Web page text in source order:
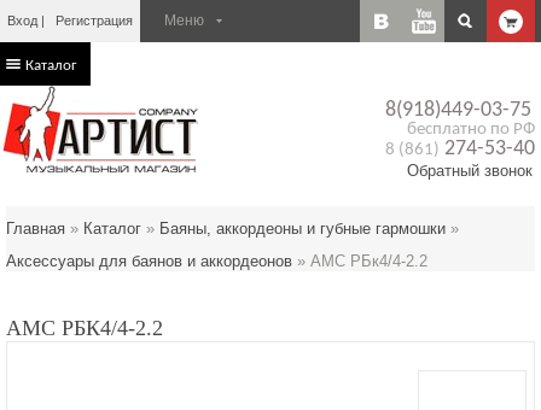
Вход Регистрация
8(918)449-03-75
бесплатно по РФ
8 (861) 274-53-40
Обратный звонок
Каталог
Главная » Каталог » Баяны, аккордеоны и губные гармошки »
Аксессуары для баянов и аккордеонов » АМС РБк4/4-2.2
АМС РБК4/4-2.2